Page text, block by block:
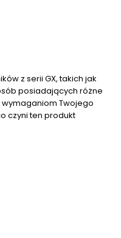
z serii GX, takich jak
posiadających różne
wymaganiom Twojego
czyni ten produkt